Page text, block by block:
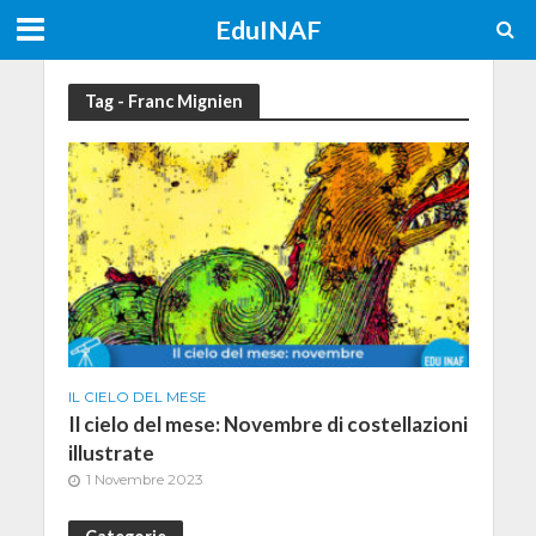
EduINAF
Tag - Franc Mignien
IL CIELO DEL MESE
Il cielo del mese: Novembre di costellazioni
illustrate
1 Novembre 2023